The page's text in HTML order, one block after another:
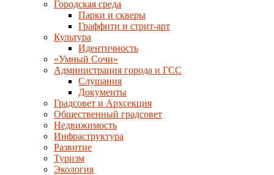
Городская среда
Парки и скверы
Граффити и стрит-арт
Культура
Идентичность
«Умный Сочи»
Администрация города и ГСС
Слушания
Документы
Градсовет и Архсекция
Общественный градсовет
Недвижимость
Инфраструктура
Развитие
Туризм
Экология